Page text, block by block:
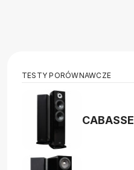
TESTY PORÓWNAWCZE
CABASSE